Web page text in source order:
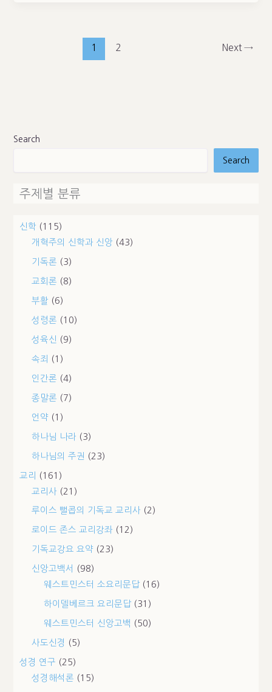
1 2 Next →
Search
Search
주제별 분류
신학 (115)
개혁주의 신학과 신앙 (43)
기독론 (3)
교회론 (8)
부활 (6)
성령론 (10)
성육신 (9)
속죄 (1)
인간론 (4)
종말론 (7)
언약 (1)
하나님 나라 (3)
하나님의 주권 (23)
교리
(161)
교리사 (21)
루이스 뻘콥의 기독교 교리사 (2)
로이드 존스 교리강좌 (12)
기독교강요 요약 (23)
신앙고백서
(98)
웨스트민스터 소요리문답(16)
하이델베르크 요리문답(31)
웨스트민스터 신앙고백 (50)
사도신경 (5)
성경 연구 (25)
성경해석론 (15)